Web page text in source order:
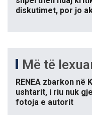
diskutimet, por jo
Më të
RENEA zbarkon në
ushtarit, i riu nuk
fotoja e autorit